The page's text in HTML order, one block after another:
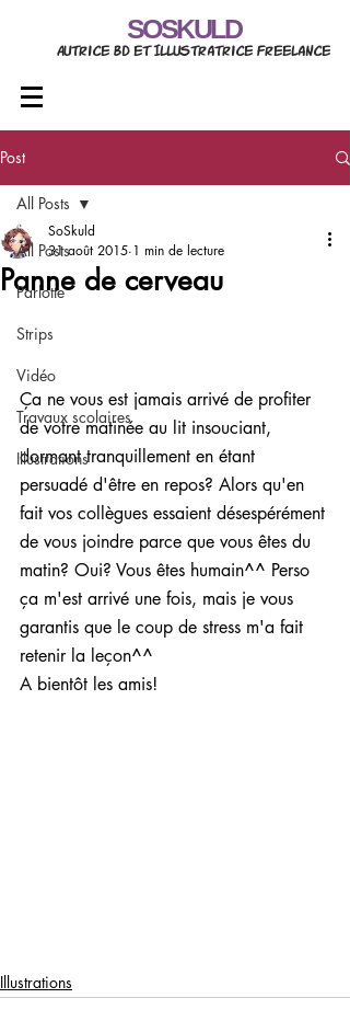
SOSKULD
Autrice BD et Illustratrice freelance
Post
All Posts
Parlotte
Strips
Vidéo
Travaux scolaires
Illustrations
All Posts
Panne de cerveau
SoSkuld
31 août 2015 1 min de lecture
Ça ne vous est jamais arrivé de profiter
de votre matinée au lit insouciant,
dormant tranquillement en étant
persuadé d'être en repos? Alors qu'en
fait vos collègues essaient désespérément
de vous joindre parce que vous êtes du
matin? Oui? Vous êtes humain^^ Perso
ça m'est arrivé une fois, mais je vous
garantis que le coup de stress m'a fait
retenir la leçon^^
A bientôt les amis!
Illustrations